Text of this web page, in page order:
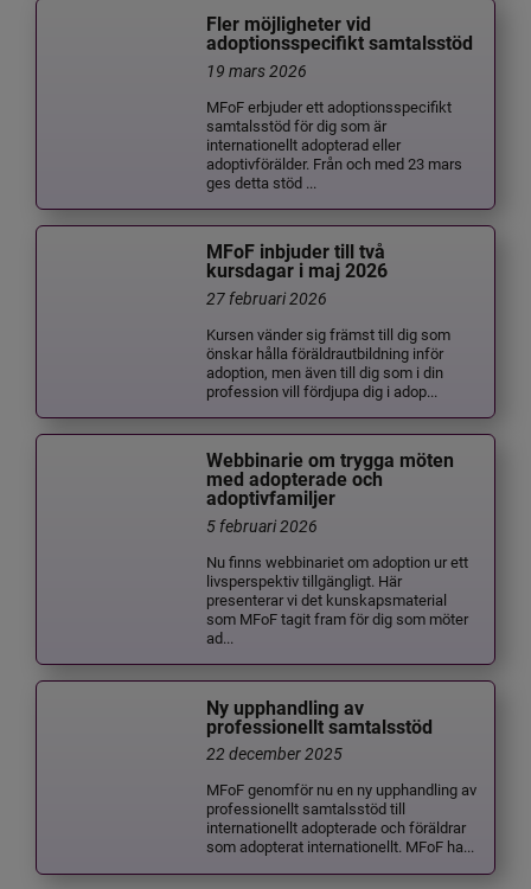
Fler möjligheter vid
adoptionsspecifikt samtalsstöd
19 mars 2026
MFoF erbjuder ett adoptionsspecifikt
samtalsstöd för dig som är
internationellt adopterad eller
adoptivförälder. Från och med 23 mars
ges detta stöd ...
MFoF inbjuder till två
kursdagar i maj 2026
27 februari 2026
Kursen vänder sig främst till dig som
önskar hålla föräldrautbildning inför
adoption, men även till dig som i din
profession vill fördjupa dig i adop...
Webbinarie om trygga möten
med adopterade och
adoptivfamiljer
5 februari 2026
Nu finns webbinariet om adoption ur ett
livsperspektiv tillgängligt. Här
presenterar vi det kunskapsmaterial
som MFoF tagit fram för dig som möter
ad...
Ny upphandling av
professionellt samtalsstöd
22 december 2025
MFoF genomför nu en ny upphandling av
professionellt samtalsstöd till
internationellt adopterade och föräldrar
som adopterat internationellt. MFoF ha...